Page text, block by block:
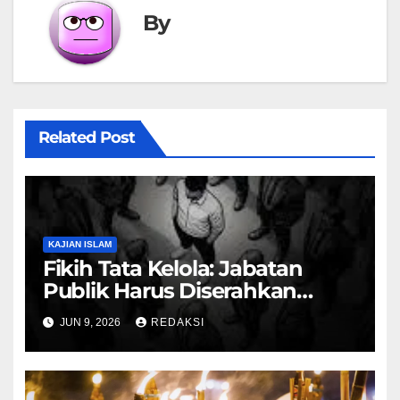
By
Related Post
KAJIAN ISLAM
Fikih Tata Kelola: Jabatan
Publik Harus Diserahkan
kepada Ahlinya
JUN 9, 2026 REDAKSI